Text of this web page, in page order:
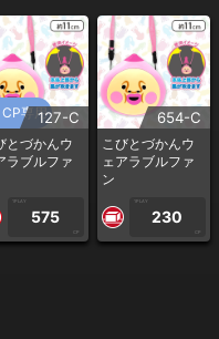
CP専用127-C
とづかんウ
ラブルファ
1PLAY
575
CP
654-C
こびとづかんウ
ェアラブルファ
ン
1PLAY
230
CP